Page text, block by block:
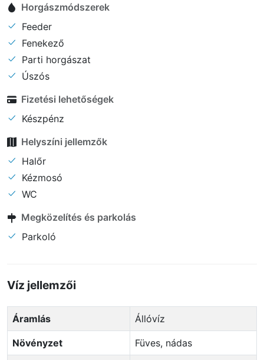
Horgászmódszerek
Feeder
Fenekező
Parti horgászat
Úszós
Fizetési lehetőségek
Készpénz
Helyszíni jellemzők
Halőr
Kézmosó
WC
Megközelítés és parkolás
Parkoló
Víz jellemzői
Áramlás Állóvíz
Növényzet Füves, nádas